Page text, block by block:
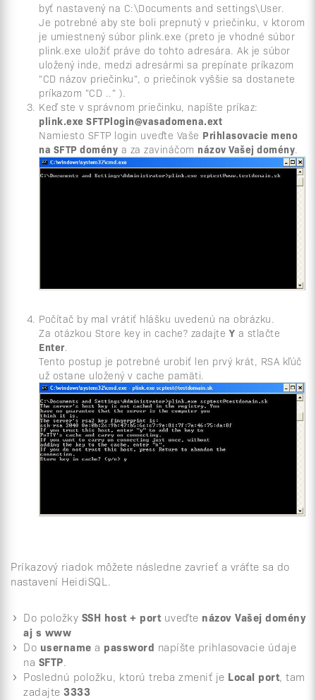
byť nastavený na C:\Documents and settings\User.
Je potrebné aby ste boli prepnutý v priečinku, v ktorom
je umiestnený súbor plink.exe (preto je vhodné súbor
plink.exe uložiť práve do tohto adresára. Ak je súbor
uložený inde, medzi adresármi sa prepínate príkazom
"CD názov priečinku", o priečinok vyššie sa dostanete
príkazom "CD .." ).
Keď ste v správnom priečinku, napíšte príkaz:
plink.exe SFTPlogin@vasadomena.ext
Namiesto SFTP login uveďte Vaše Prihlasovacie meno
na SFTP domény a za zavináčom názov Vašej domény
Počítač by mal vrátiť hlášku uvedenú na obrázku.
Za otázkou Store key in cache? zadajte Y a stlačte
Enter
Tento postup je potrebné urobiť len prvý krát, RSA kľúč
už ostane uložený v cache pamäti.
Príkazový riadok môžete následne zavrieť a vráťte sa do
nastavení HeidiSQL.
Do položky SSH host + port uveďte názov Vašej domény
aj s www
Do username a password napíšte prihlasovacie údaje
na SFTP.
Poslednú položku, ktorú treba zmeniť je Local port, tam
zadajte 3333